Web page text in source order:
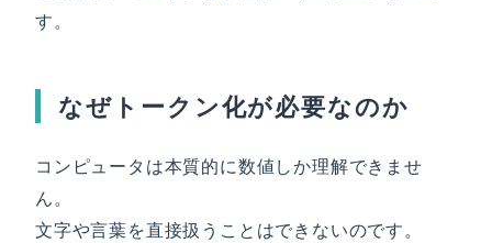
す。
なぜトークン化が必要なのか
コンピュータは本質的に数値しか理解できませ
ん。
文字や言葉を直接扱うことはできないのです。